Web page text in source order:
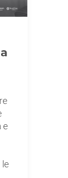
e